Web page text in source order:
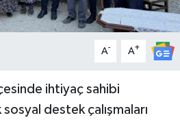
A- A+
ihtiyaç sahibi
destek çalışmaları